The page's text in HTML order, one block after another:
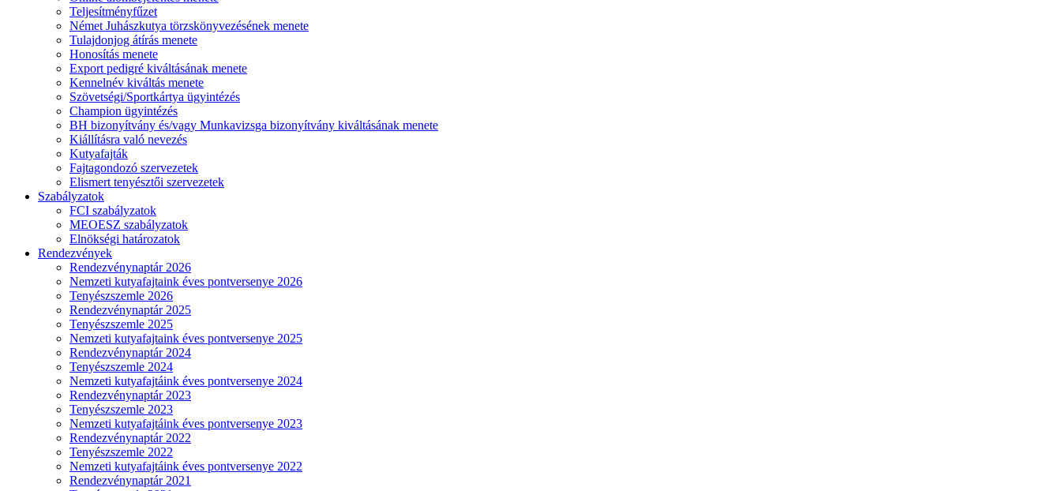
Teljesítményfűzet
Német Juhászkutya törzskönyvezésének menete
Tulajdonjog átírás menete
Honosítás menete
Export pedigré kiváltásának menete
Kennelnév kiváltás menete
Szövetségi/Sportkártya ügyintézés
Champion ügyintézés
BH bizonyítvány és/vagy Munkavizsga bizonyítvány kiváltásának menete
Kiállításra való nevezés
Kutyafajták
Fajtagondozó szervezetek
Elismert tenyésztői szervezetek
Szabályzatok
FCI szabályzatok
MEOESZ szabályzatok
Elnökségi határozatok
Rendezvények
Rendezvénynaptár 2026
Nemzeti kutyafajtaink éves pontversenye 2026
Tenyészszemle 2026
Rendezvénynaptár 2025
Tenyészszemle 2025
Nemzeti kutyafajtaink éves pontversenye 2025
Rendezvénynaptár 2024
Tenyészszemle 2024
Nemzeti kutyafajtáink éves pontversenye 2024
Rendezvénynaptár 2023
Tenyészszemle 2023
Nemzeti kutyafajtáink éves pontversenye 2023
Rendezvénynaptár 2022
Tenyészszemle 2022
Nemzeti kutyafajtáink éves pontversenye 2022
Rendezvénynaptár 2021